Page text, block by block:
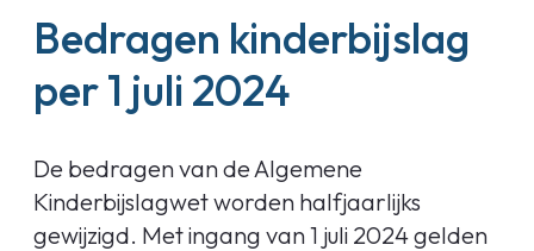
Bedragen kinderbijslag
per 1 juli 2024
De bedragen van de Algemene
Kinderbijslagwet worden halfjaarlijks
gewijzigd. Met ingang van 1 juli 2024 gelden